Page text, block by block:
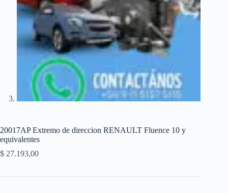
20017AP Extremo de direccion RENAULT Fluence 10 y
equivalentes
$ 27.193,00